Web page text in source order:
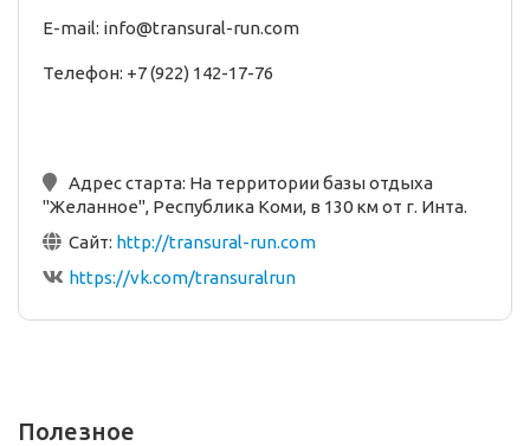
E-mail: info@transural-run.com
Телефон: +7 (922) 142-17-76
Адрес старта: На территории базы отдыха
"Желанное", Республика Коми, в 130 км от г. Инта.
Сайт: http://transural-run.com
https://vk.com/transuralrun
Полезное